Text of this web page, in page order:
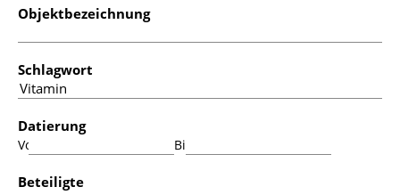
Objektbezeichnung
Schlagwort
Datierung
Von: Bis:
Beteiligte